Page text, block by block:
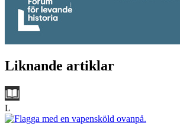
Liknande artiklar
L